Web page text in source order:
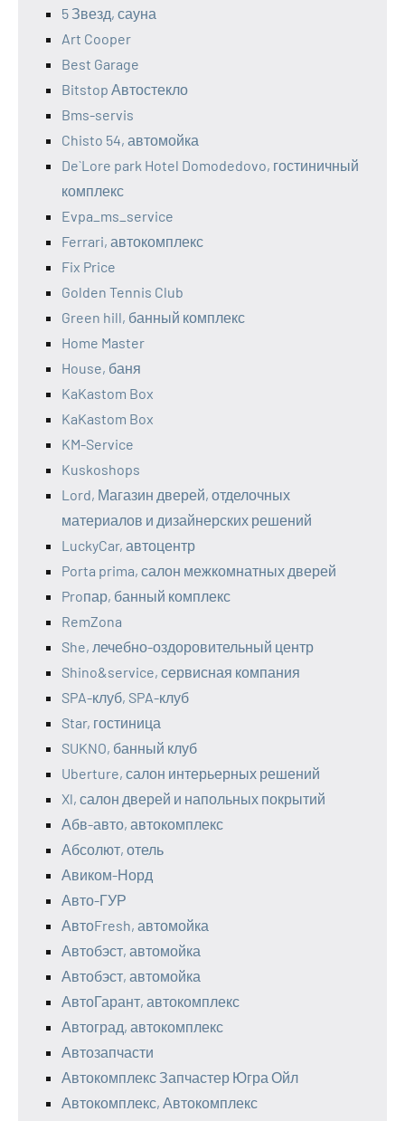
5 Звезд, сауна
Art Cooper
Best Garage
Bitstop Автостекло
Bms-servis
Chisto 54, автомойка
De`Lore park Hotel Domodedovo, гостиничный
комплекс
Evpa_ms_service
Ferrari, автокомплекс
Fix Price
Golden Tennis Club
Green hill, банный комплекс
Home Master
House, баня
KaKastom Box
KaKastom Box
KM-Service
Kuskoshops
Lord, Магазин дверей, отделочных
материалов и дизайнерских решений
LuckyCar, автоцентр
Porta prima, салон межкомнатных дверей
Proпар, банный комплекс
RemZona
She, лечебно-оздоровительный центр
Shino&service, сервисная компания
SPA-клуб, SPA-клуб
Star, гостиница
SUKNO, банный клуб
Uberture, салон интерьерных решений
Xl, салон дверей и напольных покрытий
Абв-авто, автокомплекс
Абсолют, отель
Авиком-Норд
Авто-ГУР
АвтоFresh, автомойка
Автобэст, автомойка
Автобэст, автомойка
АвтоГарант, автокомплекс
Автоград, автокомплекс
Автозапчасти
Автокомплекс Запчастер Югра Ойл
Автокомплекс, Автокомплекс